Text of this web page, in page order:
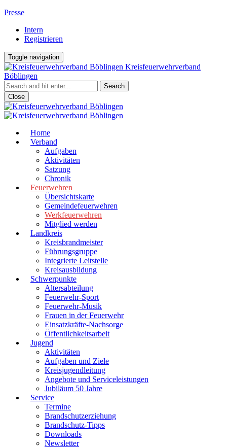
Presse
Intern
Registrieren
Toggle navigation
Kreisfeuerwehrverband
Böblingen
Close
Home
Verband
Aufgaben
Aktivitäten
Satzung
Chronik
Feuerwehren
Übersichtskarte
Gemeindefeuerwehren
Werkfeuerwehren
Mitglied werden
Landkreis
Kreisbrandmeister
Führungsgruppe
Integrierte Leitstelle
Kreisausbildung
Schwerpunkte
Altersabteilung
Feuerwehr-Sport
Feuerwehr-Musik
Frauen in der Feuerwehr
Einsatzkräfte-Nachsorge
Öffentlichkeitsarbeit
Jugend
Aktivitäten
Aufgaben und Ziele
Kreisjugendleitung
Angebote und Serviceleistungen
Jubiläum 50 Jahre
Service
Termine
Brandschutzerziehung
Brandschutz-Tipps
Downloads
Newsletter